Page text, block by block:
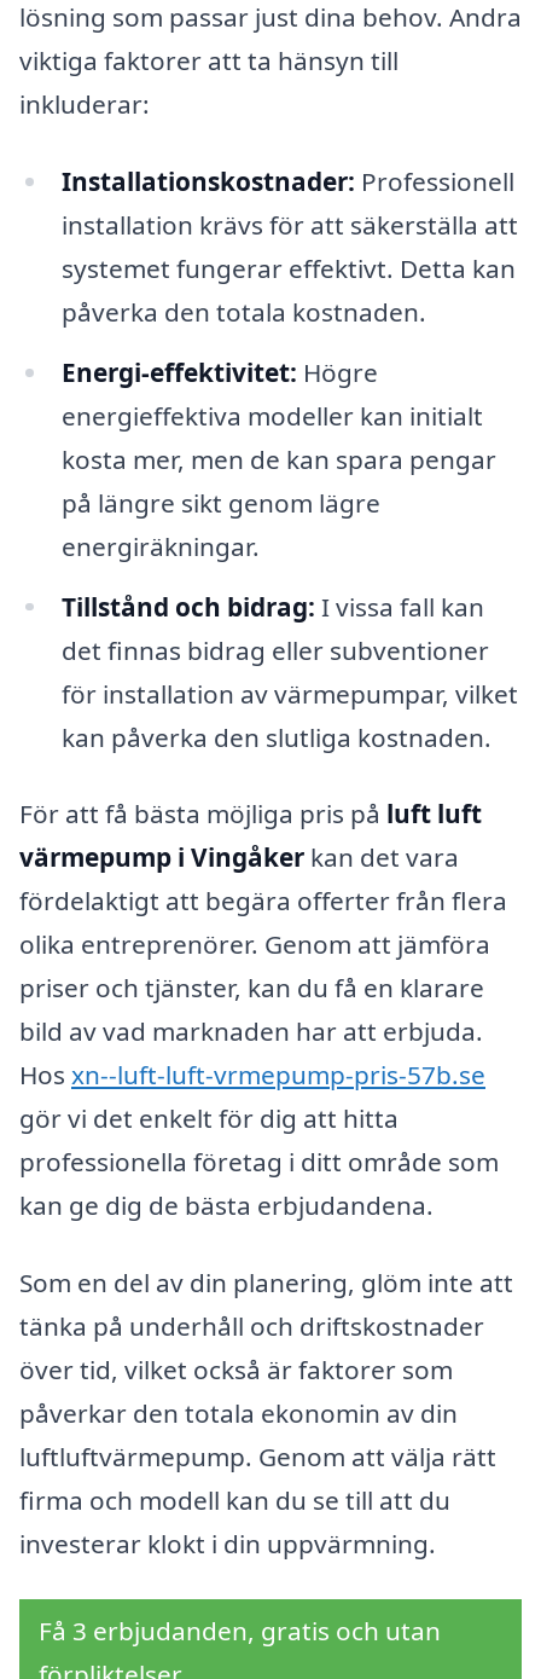
lösning som passar just dina behov. Andra
viktiga faktorer att ta hänsyn till
inkluderar:
Installationskostnader: Professionell
installation krävs för att säkerställa att
systemet fungerar effektivt. Detta kan
påverka den totala kostnaden.
Energi-effektivitet: Högre
energieffektiva modeller kan initialt
kosta mer, men de kan spara pengar
på längre sikt genom lägre
energiräkningar.
Tillstånd och bidrag: I vissa fall kan
det finnas bidrag eller subventioner
för installation av värmepumpar, vilket
kan påverka den slutliga kostnaden.
För att få bästa möjliga pris på luft luft
värmepump i Vingåker kan det vara
fördelaktigt att begära offerter från flera
olika entreprenörer. Genom att jämföra
priser och tjänster, kan du få en klarare
bild av vad marknaden har att erbjuda.
Hos xn--luft-luft-vrmepump-pris-57b.se
gör vi det enkelt för dig att hitta
professionella företag i ditt område som
kan ge dig de bästa erbjudandena.
Som en del av din planering, glöm inte att
tänka på underhåll och driftskostnader
över tid, vilket också är faktorer som
påverkar den totala ekonomin av din
luftluftvärmepump. Genom att välja rätt
firma och modell kan du se till att du
investerar klokt i din uppvärmning.
Få 3 erbjudanden, gratis och utan